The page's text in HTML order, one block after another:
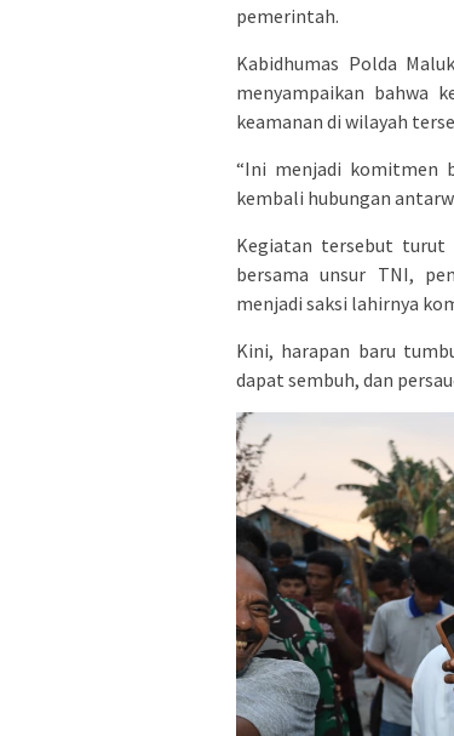
pemerintah.
Kabidhumas Polda
menyampaikan bahwa
keamanan di wilayah
“Ini menjadi komitmen
kembali hubungan
Kegiatan tersebut turut
bersama unsur TNI,
menjadi saksi lahirnya
Kini, harapan baru
dapat sembuh, dan